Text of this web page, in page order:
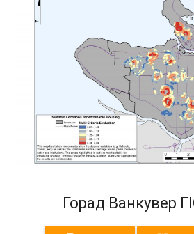
Горад Ванкувер